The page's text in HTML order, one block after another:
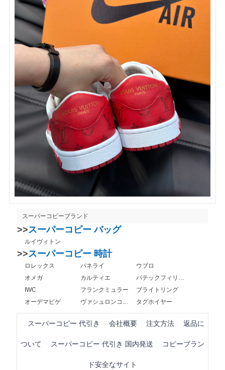
スーパーコピーブランド
>>スーパーコピー バッグ
ルイヴィトン
>>スーパーコピー 時計
ロレックス パネライ
ウブロ
オメガ
カルティエ
パテックフィリップ
IWC
フランクミュラー
ブライトリング
オーデマピゲ
ヴァシュロンコンスタンタン タグホイヤー
スーパーコピー 代引き 会社概要 注文方法 返品に
ついて スーパーコピー 代引き 国内発送 コピーブラン
ド安全なサイト